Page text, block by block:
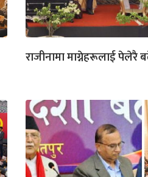
राजीनामा माग्नेहरूलाई